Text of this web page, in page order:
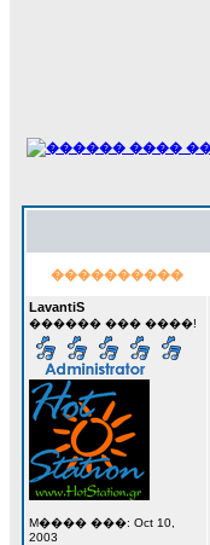
����������
LavantiS
������ ��� ����!
M���� ���: Oct 10,
2003